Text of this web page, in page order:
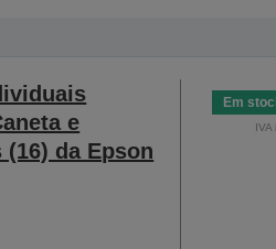
e
da Epson
Em